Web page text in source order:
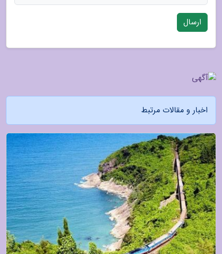
ارسال
اخبار و مقالات مرتبط